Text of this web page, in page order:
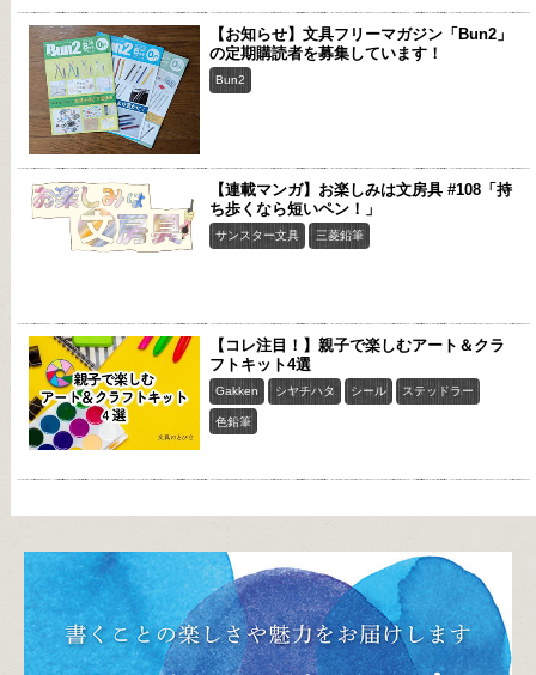
【お知らせ】文具フリーマガジン「Bun2」
の定期購読者を募集しています！
Bun2
【連載マンガ】お楽しみは文房具 #108「持
ち歩くなら短いペン！」
サンスター文具 三菱鉛筆
【コレ注目！】親子で楽しむアート＆クラ
フトキット4選
Gakken シヤチハタ シール ステッドラー
色鉛筆